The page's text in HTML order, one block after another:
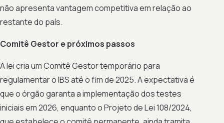
não apresenta vantagem competitiva em relação ao
restante do país.
Comitê Gestor e próximos passos
A lei cria um Comitê Gestor temporário para
regulamentar o IBS até o fim de 2025. A expectativa é
que o órgão garanta a implementação dos testes
iniciais em 2026, enquanto o Projeto de Lei 108/2024,